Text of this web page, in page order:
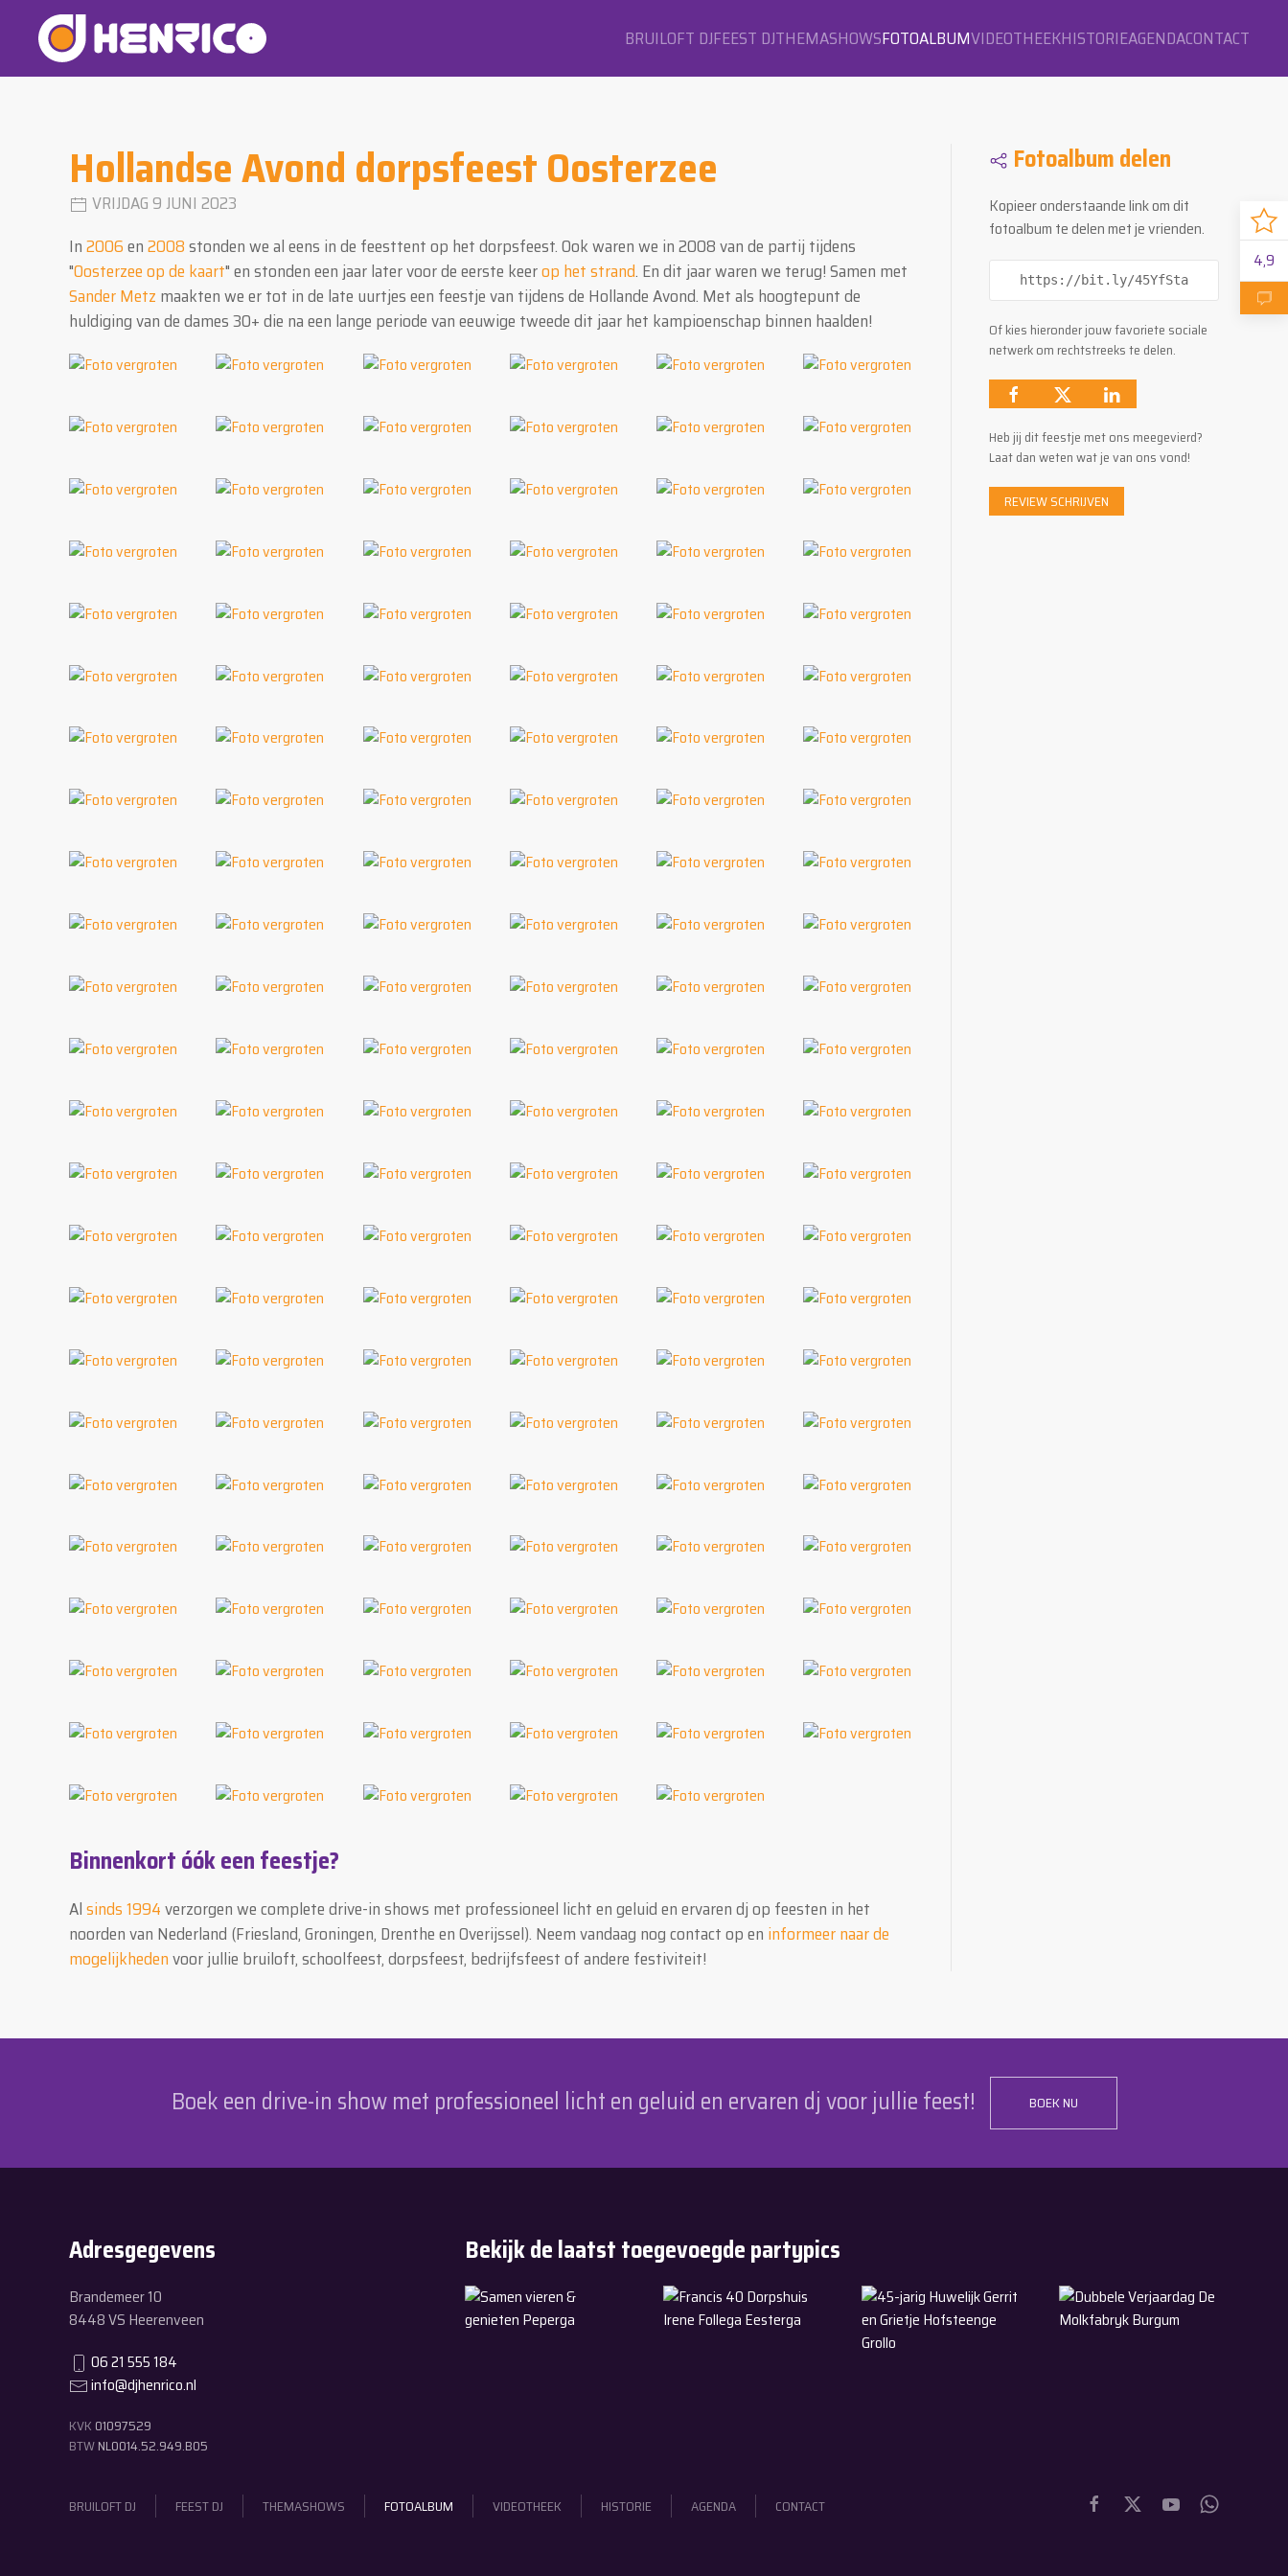
4,9
BRUILOFT DJFEEST DJTHEMASHOWSFOTOALBUMVIDEOTHEEKHISTORIEAGENDACONTACT
Hollandse Avond dorpsfeest Oosterzee
VRIJDAG 9 JUNI 2023
In2006en2008stonden we al eens in de feesttent op het dorpsfeest. Ook waren we in 2008 van de partij tijdens
"Oosterzee op de kaart" en stonden een jaar later voor de eerste keerop het strand. En dit jaar waren we terug! Samen met
Sander Metz maakten we er tot in de late uurtjes een feestje van tijdens de Hollande Avond. Met als hoogtepunt de
huldiging van de dames 30+ die na een lange periode van eeuwige tweede dit jaar het kampioenschap binnen haalden!
Binnenkort óók een feestje?
Alsinds 1994verzorgen we complete drive-in shows met professioneel licht en geluid en ervaren dj op feesten in het
noorden van Nederland (Friesland, Groningen, Drenthe en Overijssel). Neem vandaag nog contact op en informeer naar de
mogelijkhedenvoor jullie bruiloft, schoolfeest, dorpsfeest, bedrijfsfeest of andere festiviteit!
Fotoalbum delen
Kopieer onderstaande link om dit
fotoalbum te delen met je vrienden.
https://bit.ly/45YfSta
Of kies hieronder jouw favoriete sociale
netwerk om rechtstreeks te delen.
Heb jij dit feestje met ons meegevierd?
Laat dan weten wat je van ons vond!
REVIEW SCHRIJVEN
Boek een drive-in show met professioneel licht en geluid en ervaren dj voor jullie feest! BOEK NU
Adresgegevens
Brandemeer 10
8448 VS Heerenveen
06 21 555 184
info@djhenrico.nl
KVK 01097529
BTWNL0014.52.949.B05
Bekijk de laatst toegevoegde partypics
Samen vieren & genieten PepergaFrancis 40 Dorpshuis Irene Follega Eesterga45-jarig Huwelijk Gerrit en Grietje Hofsteenge Grollo
Dubbele Verjaardag De
BRUILOFT DJ FEEST DJ THEMASHOWS FOTOALBUM VIDEOTHEEK HISTORIE AGENDA CONTACT